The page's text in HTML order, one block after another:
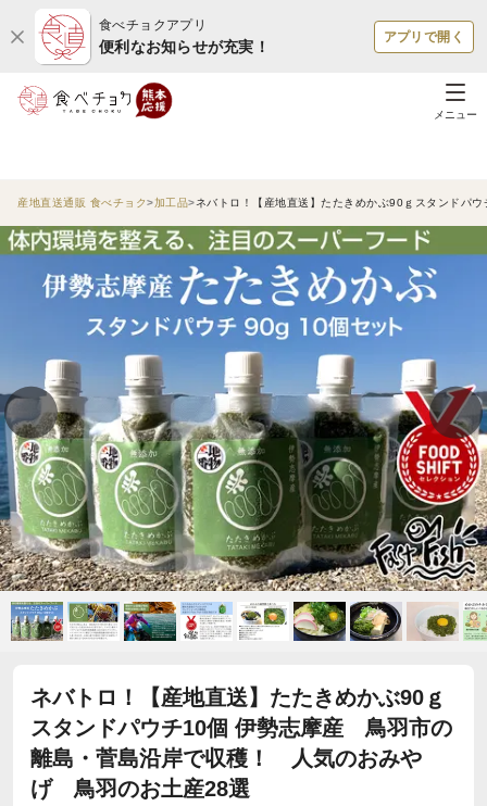
食べチョクアプリ
便利なお知らせが充実！
アプリで開く
メニュー
産地直送通販 食べチョク 加工品 ネバトロ！【産地直送】たたきめかぶ90ｇスタンド
ネバトロ！【産地直送】たたきめかぶ90ｇ
スタンドパウチ10個 伊勢志摩産 鳥羽市の
離島・菅島沿岸で収穫！ 人気のおみや
げ 鳥羽のお土産28選